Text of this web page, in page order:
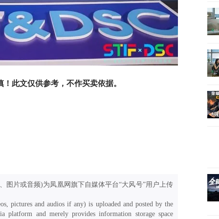
此文仅供参考，不作买卖依据。
图片或音频)为凤凰网旗下自媒体平台“大风号”用户上传
pictures and audios if any) is uploaded and posted by the
platform and merely provides information storage space